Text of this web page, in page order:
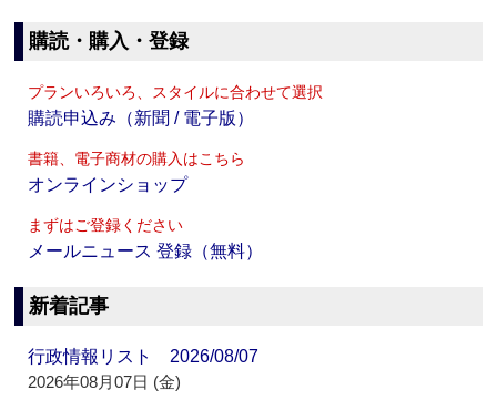
購読・購入・登録
プランいろいろ、スタイルに合わせて選択
購読申込み（新聞 / 電子版）
書籍、電子商材の購入はこちら
オンラインショップ
まずはご登録ください
メールニュース 登録（無料）
新着記事
行政情報リスト 2026/08/07
2026年08月07日 (金)